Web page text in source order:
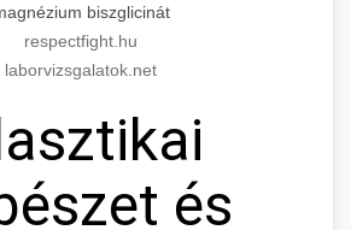
biszglicinát
respectfight.hu
laborvizsgalatok.net
és